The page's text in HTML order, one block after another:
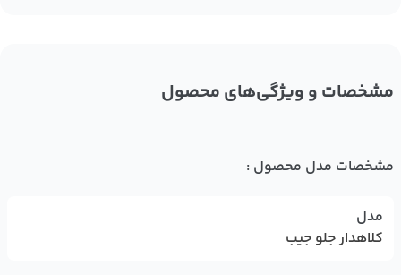
مشخصات و ویژگی‌های محصول
مشخصات مدل محصول :
مدل
کلاهدار جلو جیب